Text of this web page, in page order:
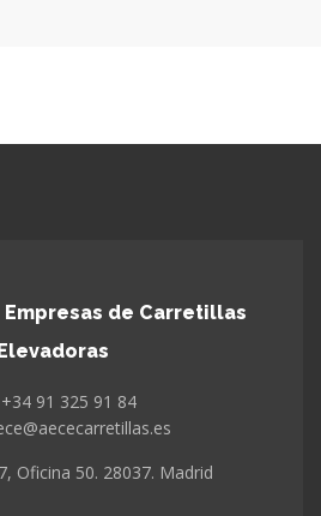
de Carretillas
91 325 91 84
Oficina 50. 28037. Madrid